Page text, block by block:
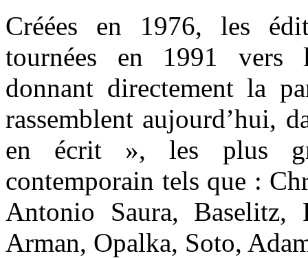
Créées en 1976, les
tournées en 1991 vers
donnant directement la
rassemblent aujourd’hui,
en écrit », les plus
contemporain tels que :
Antonio Saura, Baselitz,
Arman, Opalka, Soto,